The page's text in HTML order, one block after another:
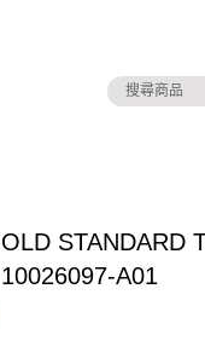
STANDARD
A01